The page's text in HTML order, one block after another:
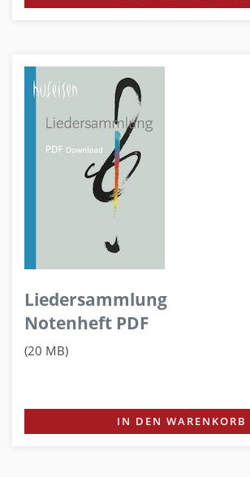
Liedersammlung
Notenheft PDF
(20 MB)
IN DEN WARENKORB